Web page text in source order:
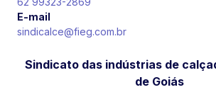
E-mail
sindicalce@fieg.com.br
Sindicato das indústrias de
de Goiás